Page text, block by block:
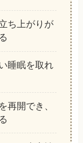
ち上がりが
睡眠を取れ
再開でき、